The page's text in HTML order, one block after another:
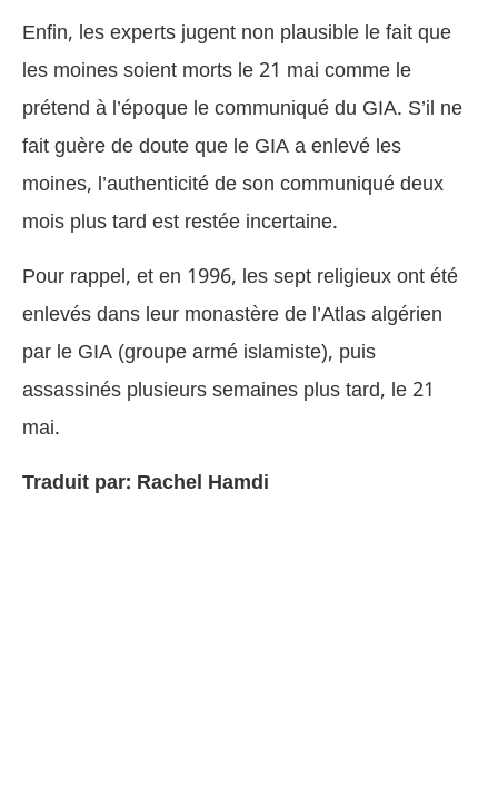
Enfin, les experts jugent non plausible le fait que
les moines soient morts le 21 mai comme le
prétend à l’époque le communiqué du GIA. S’il ne
fait guère de doute que le GIA a enlevé les
moines, l’authenticité de son communiqué deux
mois plus tard est restée incertaine.
Pour rappel, et en 1996, les sept religieux ont été
enlevés dans leur monastère de l’Atlas algérien
par le GIA (groupe armé islamiste), puis
assassinés plusieurs semaines plus tard, le 21
mai.
Traduit par: Rachel Hamdi